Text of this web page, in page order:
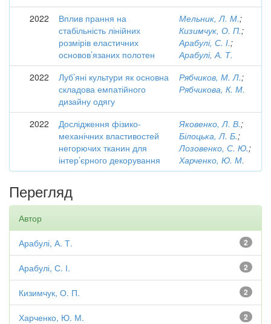
2022
Вплив прання на
стабільність лінійних
розмірів еластичних
основов’язаних полотен
Мельник, Л. М.;
Кизимчук, О. П.;
Арабулі, С. І.;
Арабулі, А. Т.
2022
Луб’яні культури як основна
складова емпатійного
дизайну одягу
Рябчиков, М. Л.;
Рябчикова, К. М.
2022
Дослідження фізико-
механічних властивостей
негорючих тканин для
інтер’єрного декорування
Яковенко, Л. В.;
Білоцька, Л. Б.;
Лозовенко, С. Ю.;
Харченко, Ю. М.
Перегляд
Автор
2
Арабулі, А. Т.
2
Арабулі, С. І.
2
Кизимчук, О. П.
2
Харченко, Ю. М.